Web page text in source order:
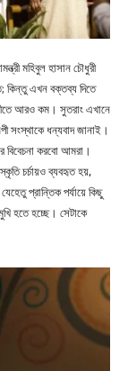
মহিবুল হাসান চৌধুরী
কিন্তু এখন বক্তব্য দিতে
আরও কম। সুতরাং এখানে
সংস্থাকে ধন্যবাদ জানাই।
বিবেচনা করবো আমরা।
চর্চায়ও ব্যবহৃত হয়,
প্রান্তিক পর্যায়ে কিছু
হতে হচ্ছে। সেটাকে